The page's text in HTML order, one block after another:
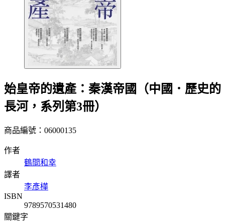
始皇帝的遺產：秦漢帝國（中國．歷史的
長河，系列第3冊）
商品編號：06000135
作者
鶴間和幸
譯者
李彥樺
ISBN
9789570531480
關鍵字